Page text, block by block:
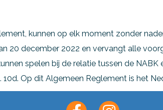
kunnen op elk moment zonder
20 december 2022 en vervangt alle
spelen bij de relatie tussen de
Op dit Algemeen Reglement is het